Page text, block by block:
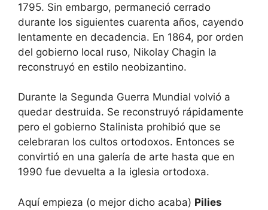
1795. Sin embargo, permaneció cerrado
durante los siguientes cuarenta años, cayendo
lentamente en decadencia. En 1864, por orden
del gobierno local ruso, Nikolay Chagin la
reconstruyó en estilo neobizantino.
Durante la Segunda Guerra Mundial volvió a
quedar destruida. Se reconstruyó rápidamente
pero el gobierno Stalinista prohibió que se
celebraran los cultos ortodoxos. Entonces se
convirtió en una galería de arte hasta que en
1990 fue devuelta a la iglesia ortodoxa.
Aquí empieza (o mejor dicho acaba) Pilies